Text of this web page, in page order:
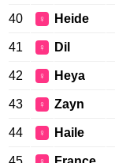
40 ♀ Heide
41 ♀ Dil
42 ♀ Heya
43 ♀ Zayn
44 ♀ Haile